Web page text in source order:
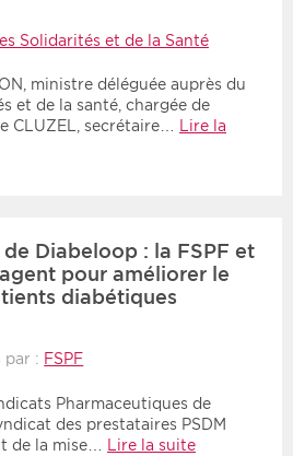
Solidarités et de la Santé
ministre déléguée auprès du
et de la santé, chargée de
CLUZEL, secrétaire…
Lire la
Diabeloop : la FSPF et
pour améliorer le
diabétiques
par : FSPF
Pharmaceutiques de
des prestataires PSDM
de la mise…
Lire la suite